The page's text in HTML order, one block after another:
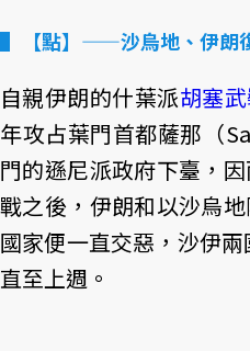
【點】——沙烏地、伊朗
自親伊朗的什葉派胡塞
年攻占葉門首都薩那（
門的遜尼派政府下臺，
戰之後，伊朗和以沙烏
國家便一直交惡，沙伊
直至上週。